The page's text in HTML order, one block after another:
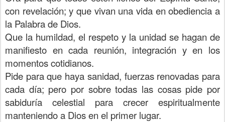
con revelación; y que vivan una vida en obediencia a
la Palabra de Dios.
Que la humildad, el respeto y la unidad se hagan de
manifiesto en cada reunión, integración y en los
momentos cotidianos.
Pide para que haya sanidad, fuerzas renovadas para
cada día; pero por sobre todas las cosas pide por
sabiduría celestial para crecer espiritualmente
manteniendo a Dios en el primer lugar.